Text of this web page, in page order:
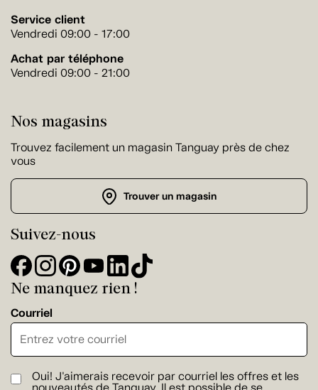
Service client
Vendredi 09:00 - 17:00
Achat par téléphone
Vendredi 09:00 - 21:00
Nos magasins
Trouvez facilement un magasin Tanguay près de chez
vous
Trouver un magasin
Suivez-nous
Ne manquez rien !
Courriel
Oui! J'aimerais recevoir par courriel les offres et les
nouveautés de Tanguay. Il est possible de se